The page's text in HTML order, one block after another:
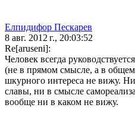
Елпидифор Пескарев
8 авг. 2012 г., 20:03:52
Re[aruseni]:
Человек всегда
(не в прямом смысле, а в
шкурного интереса не вижу.
славы, ни в смысле
вообще ни в каком не вижу.